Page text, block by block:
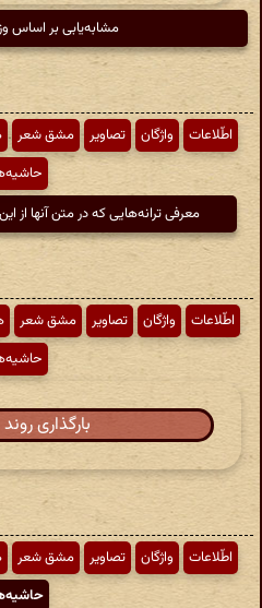
مشابه‌یابی بر اساس
اطّلاعات واژگان تصاویر مشق شعر
معرفی ترانه‌هایی که در متن آنها
اطّلاعات واژگان تصاویر مشق شعر
بارگذاری
اطّلاعات واژگان تصاویر مشق شعر